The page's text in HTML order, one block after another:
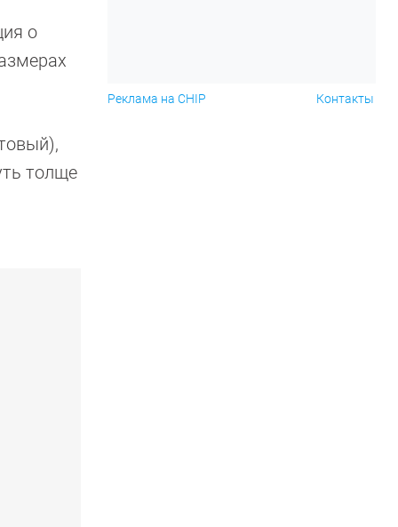
о
толще
Реклама на CHIP Контакты